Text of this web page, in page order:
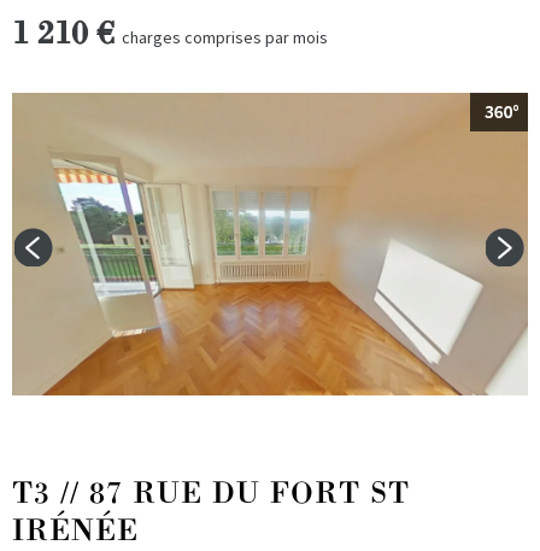
1 210 € charges comprises par mois
T3 // 87 RUE DU FORT ST
IRÉNÉE